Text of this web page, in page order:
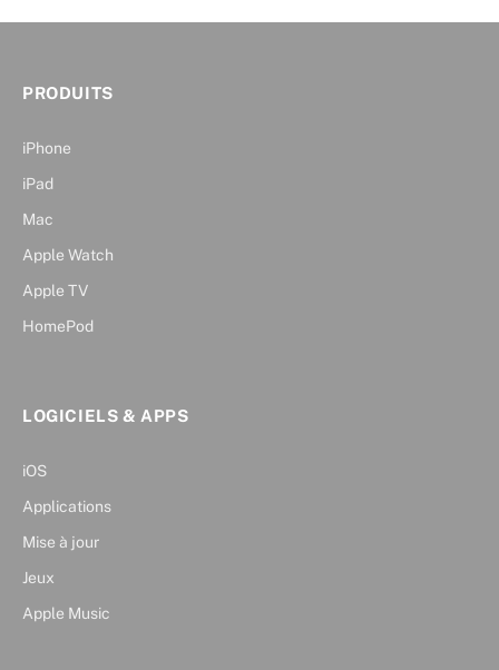
PRODUITS
iPhone
iPad
Mac
Apple Watch
Apple TV
HomePod
LOGICIELS & APPS
iOS
Applications
Mise à jour
Jeux
Apple Music